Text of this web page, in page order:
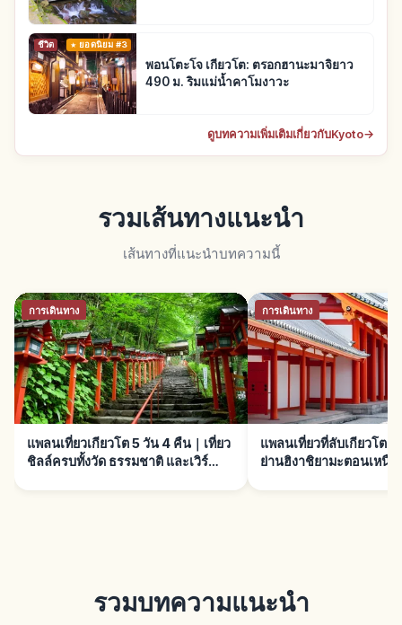
ชีวิต ยอดนิยม #3
พอนโตะโจ เกียวโต: ตรอกฮานะมาจิยาว
490 ม. ริมแม่น้ำคาโมงาวะ
ดูบทความเพิ่มเติมเกี่ยวกับKyoto→
รวมเส้นทางแนะนำ
เส้นทางที่แนะนำบทความนี้
การเดินทาง
แพลนเที่ยวเกียวโต 5 วัน 4 คืน｜เที่ยว
ชิลล์ครบทั้งวัด ธรรมชาติ และเวิร์
การเดินทาง
แพลนเที่ยวที่ลับเกียวโต｜
ย่านฮิงาชิยามะตอนเหนือ
รวมบทความแนะนำ